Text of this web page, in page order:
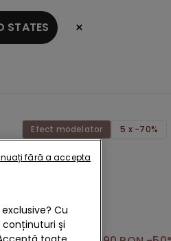
×
Efect modelator 5 x -70%
Salopetă
Fără Tiv
Cu
și
fără a accepta